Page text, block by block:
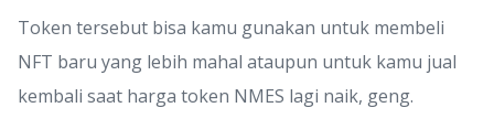
Token tersebut bisa kamu gunakan untuk membeli
NFT baru yang lebih mahal ataupun untuk kamu jual
kembali saat harga token NMES lagi naik, geng.